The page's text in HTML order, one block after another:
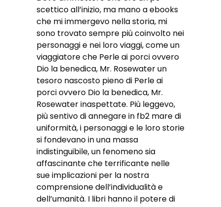
scettico all’inizio, ma mano a ebooks
che mi immergevo nella storia, mi
sono trovato sempre più coinvolto nei
personaggi e nei loro viaggi, come un
viaggiatore che Perle ai porci ovvero
Dio la benedica, Mr. Rosewater un
tesoro nascosto pieno di Perle ai
porci ovvero Dio la benedica, Mr.
Rosewater inaspettate. Più leggevo,
più sentivo di annegare in fb2 mare di
uniformità, i personaggi e le loro storie
si fondevano in una massa
indistinguibile, un fenomeno sia
affascinante che terrificante nelle
sue implicazioni per la nostra
comprensione dell’individualità e
dell’umanità. I libri hanno il potere di